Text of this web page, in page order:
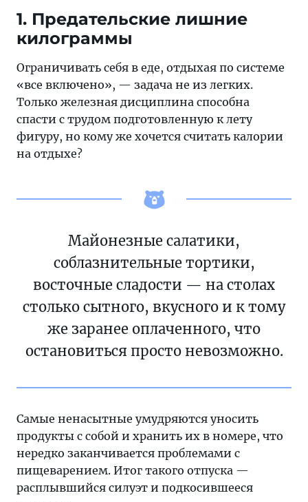
1. Предательские лишние
килограммы
Ограничивать себя в еде, отдыхая по системе
«все включено», — задача не из легких.
Только железная дисциплина способна
спасти с трудом подготовленную к лету
фигуру, но кому же хочется считать калории
на отдыхе?
Майонезные салатики,
соблазнительные тортики,
восточные сладости — на столах
столько сытного, вкусного и к тому
же заранее оплаченного, что
остановиться просто невозможно.
Самые ненасытные умудряются уносить
продукты с собой и хранить их в номере, что
нередко заканчивается проблемами с
пищеварением. Итог такого отпуска —
расплывшийся силуэт и подкосившееся